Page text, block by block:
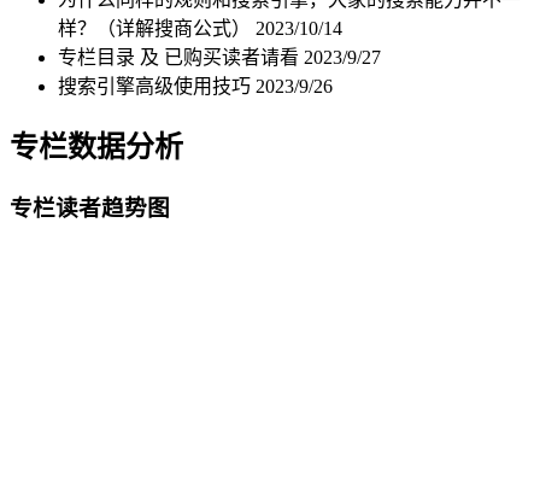
样？（详解搜商公式） 2023/10/14
专栏目录 及 已购买读者请看 2023/9/27
搜索引擎高级使用技巧 2023/9/26
专栏数据分析
专栏读者趋势图